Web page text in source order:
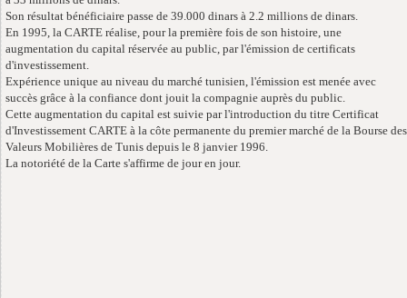
Son résultat bénéficiaire passe de 39.000 dinars à 2.2 millions de dinars.
En 1995, la CARTE réalise, pour la première fois de son histoire, une
augmentation du capital réservée au public, par l'émission de certificats
d'investissement.
Expérience unique au niveau du marché tunisien, l'émission est menée avec
succès grâce à la confiance dont jouit la compagnie auprès du public.
Cette augmentation du capital est suivie par l'introduction du titre Certificat
d'Investissement CARTE à la côte permanente du premier marché de la Bourse des
Valeurs Mobilières de Tunis depuis le 8 janvier 1996.
La notoriété de la Carte s'affirme de jour en jour.